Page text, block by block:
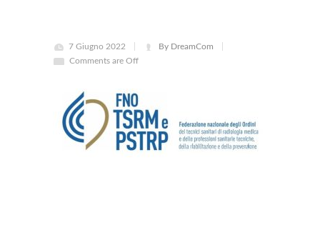
7 Giugno 2022
By DreamCom
Comments are Off